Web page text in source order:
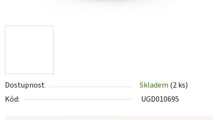
Dostupnost Skladem (2 ks)
Kód:
UGD010695